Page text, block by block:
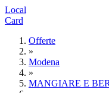
Local
Card
Offerte
»
Modena
»
MANGIARE E